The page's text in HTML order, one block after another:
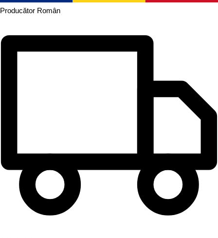
Producător Român